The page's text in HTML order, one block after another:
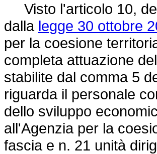
Visto l'articolo 10,
dalla legge 30 ottobre
per la coesione
completa attuazione
stabilite dal comma 5
riguarda il personale
dello sviluppo
all'Agenzia per la
fascia e n. 21 unità